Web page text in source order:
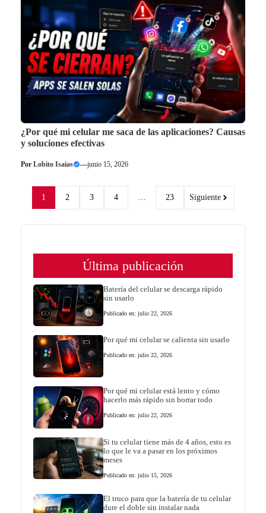
¿Por qué mi celular me saca de las aplicaciones? Causas
y soluciones efectivas
Por Lobito Isaias —junio 15, 2026
1 2 3 4 23 Siguiente
Última publicación
Batería del celular se descarga rápido
sin usarlo
Publicado en: julio 22, 2026
Por qué mi celular se calienta sin usarlo
Publicado en: julio 22, 2026
Por qué mi celular está lento y cómo
hacerlo más rápido sin borrar todo
Publicado en: julio 22, 2026
Si tu celular tiene más de 4 años, esto es
lo que le va a pasar en los próximos
meses
Publicado en: julio 15, 2026
El truco para que la batería de tu celular
dure el doble sin instalar nada